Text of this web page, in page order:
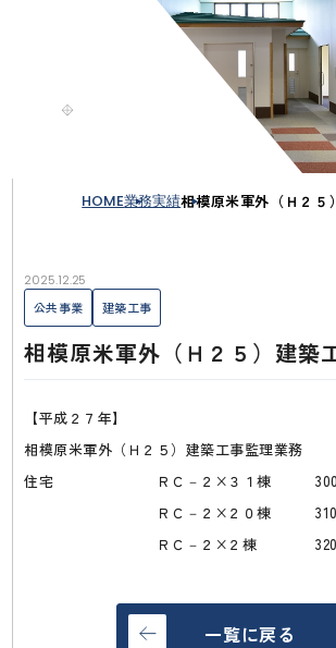
HOME業務実績相模原米軍外（Ｈ２５
2025.12.25
公共事業
建築工事
相模原米軍外（Ｈ２５）建築
【平成２７年】
相模原米軍外（Ｈ２５）建築工事監理業務
住宅 ＲＣ－２×３１棟
ＲＣ－２×２０棟
ＲＣ－２×２棟
一覧に戻る